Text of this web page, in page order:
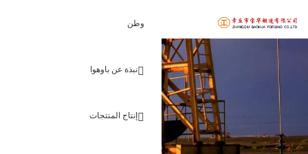
وطن
نبذة عن باوهوا
إنتاج المنتجات